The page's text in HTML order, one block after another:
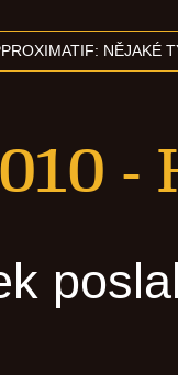
NĚJAKÉ
-